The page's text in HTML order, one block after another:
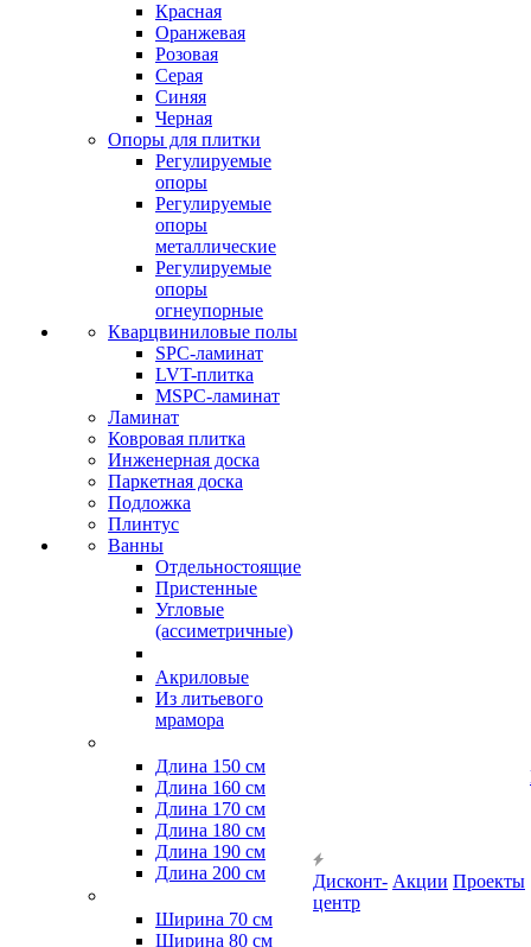
Красная
Оранжевая
Розовая
Серая
Синяя
Черная
Опоры для плитки
Регулируемые
опоры
Регулируемые
опоры
металлические
Регулируемые
опоры
огнеупорные
Кварцвиниловые полы
SPC-ламинат
LVT-плитка
MSPC-ламинат
Ламинат
Ковровая плитка
Инженерная доска
Паркетная доска
Подложка
Плинтус
Ванны
Отдельностоящие
Пристенные
Угловые
(ассиметричные)
Акриловые
Из литьевого
мрамора
Длина 150 см
Длина 160 см
Длина 170 см
Длина 180 см
Длина 190 см
Длина 200 см
Ширина 70 см
Ширина 80 см
Дисконт-
центр
Акции Проекты